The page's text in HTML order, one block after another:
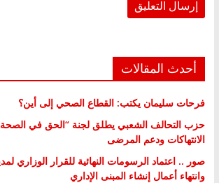
أحدث المقالات
فرحات سليمان يكتب: القطاع الصحي إلى أين؟
حزب التحالف الشعبي يطلق لجنة “الحق في
الانتهاكات ودعم المرضى
صور .. اعتماد الرسومات النهائية للقرار الوزاري
وانتهاء أعمال إنشاء المبنى الإداري